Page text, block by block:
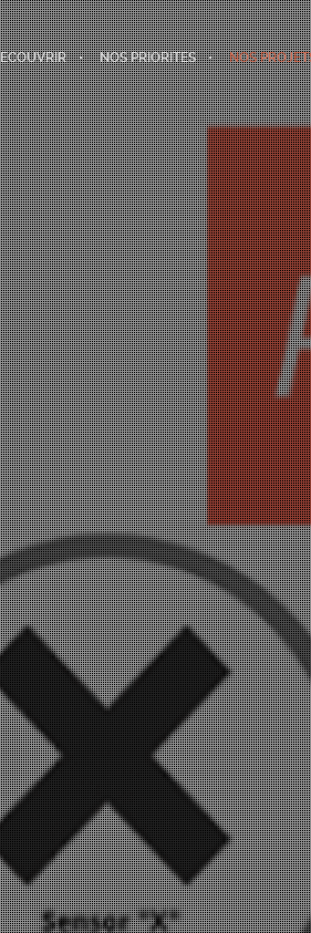
NOS PRIORITES NOS